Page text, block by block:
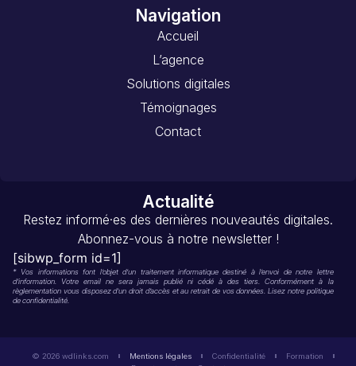
Navigation
Accueil
L’agence
Solutions digitales
Témoignages
Contact
Actualité
Restez informé·es des dernières nouveautés digitales.
Abonnez-vous à notre newsletter !
[sibwp_form id=1]
* Vos informations font l’objet d’un traitement informatique destiné à l’envoi de notre lettre
d’information. Votre email ne sera jamais publié ni cédé à des tiers. Conformément à la
règlementation vous disposez d’un droit d’accès et au retrait de vos données. Lisez notre politique
de confidentialité.
© 2026 wdlinks.com Mentions légales Confidentialité
Formation